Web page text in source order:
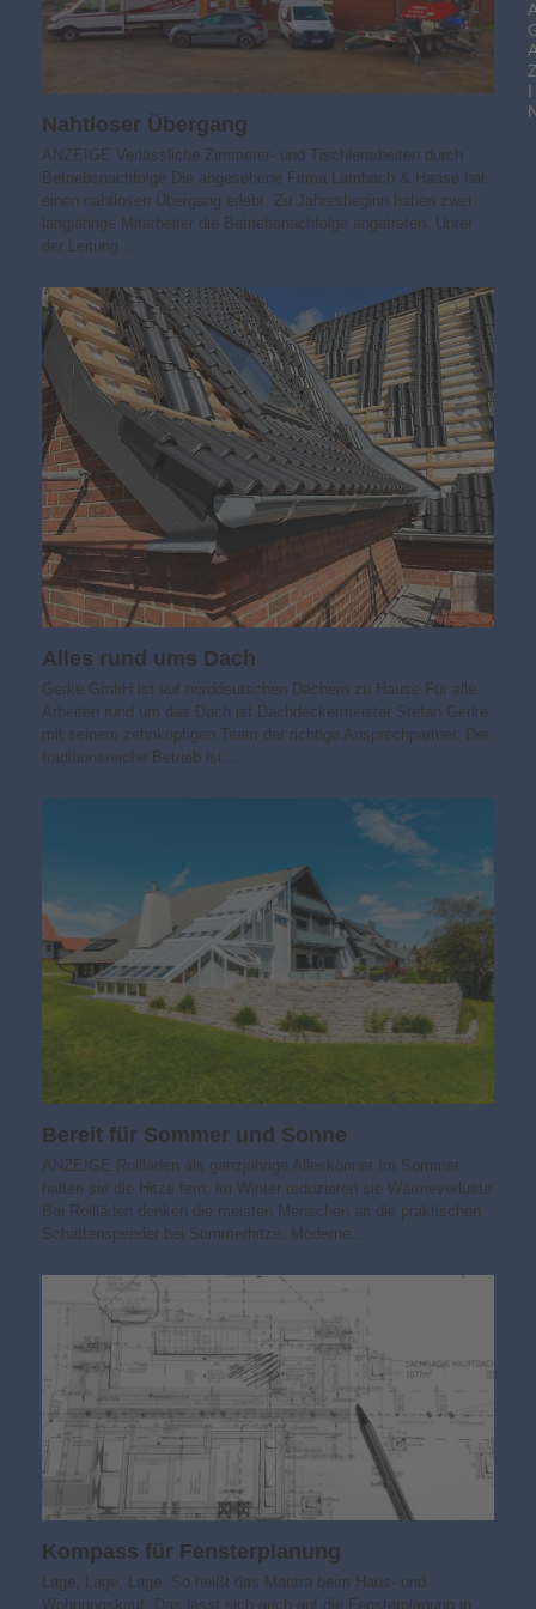
Nahtloser Übergang
ANZEIGE Verlässliche Zimmerer- und Tischlerarbeiten durch
Betriebsnachfolge Die angesehene Firma Lambach & Haase hat
einen nahtlosen Übergang erlebt. Zu Jahresbeginn haben zwei
langjährige Mitarbeiter die Betriebsnachfolge angetreten. Unter
der Leitung…
Alles rund ums Dach
Gerke GmbH ist auf norddeutschen Dächern zu Hause Für alle
Arbeiten rund um das Dach ist Dachdeckermeister Stefan Gerke
mit seinem zehnköpfigen Team der richtige Ansprechpartner. Der
traditionsreiche Betrieb ist…
Bereit für Sommer und Sonne
ANZEIGE Rollläden als ganzjährige Alleskönner Im Sommer
halten sie die Hitze fern, im Winter reduzieren sie Wärmeverluste
Bei Rollläden denken die meisten Menschen an die praktischen
Schattenspender bei Sommerhitze. Moderne…
Kompass für Fensterplanung
Lage, Lage, Lage. So heißt das Mantra beim Haus- und
Wohnungskauf. Das lässt sich auch auf die Fensterplanung in
I